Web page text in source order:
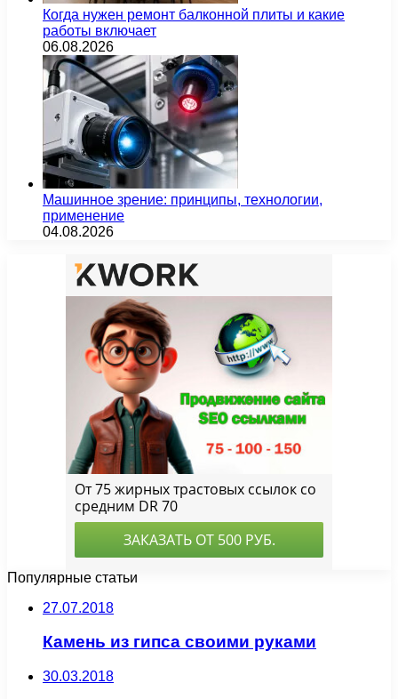
Когда нужен ремонт балконной плиты и какие
работы включает
06.08.2026
Машинное зрение: принципы, технологии,
применение
04.08.2026
Популярные статьи
27.07.2018
Камень из гипса своими руками
30.03.2018